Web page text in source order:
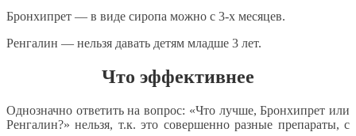
Бронхипрет — в виде сиропа можно с 3-х месяцев.
Ренгалин — нельзя давать детям младше 3 лет.
Что эффективнее
Однозначно ответить на вопрос: «Что лучше, Бронхипрет или
Ренгалин?» нельзя, т.к. это совершенно разные препараты, с